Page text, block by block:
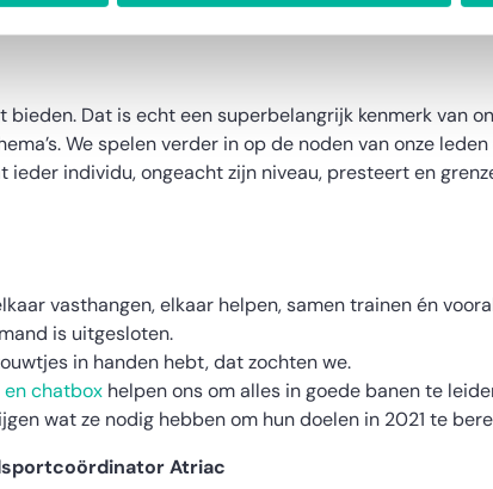
Dat is echt een superbelangrijk kenmerk van
We spelen verder in op de noden van onze
individu, ongeacht zijn niveau, presteert en
vasthangen, elkaar helpen, samen trainen én
is uitgesloten.
in handen hebt, dat zochten we.
en chatbox helpen ons om alles in goede banen te
wat ze nodig hebben om hun doelen in 2021 te
Atriac